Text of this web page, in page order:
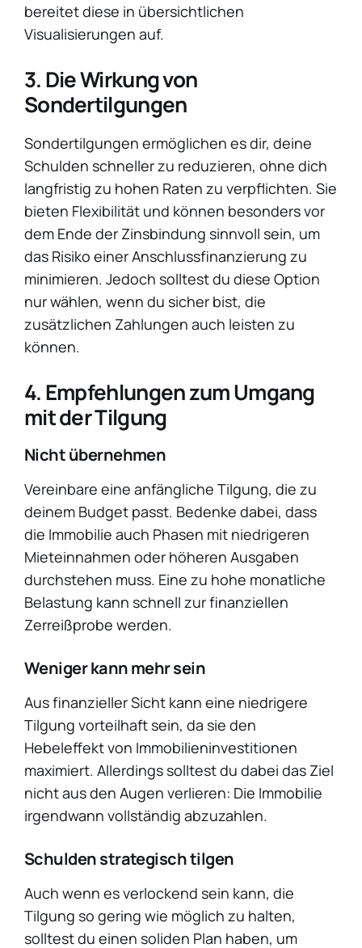
bereitet diese in übersichtlichen
Visualisierungen auf.
3. Die Wirkung von
Sondertilgungen
Sondertilgungen ermöglichen es dir, deine
Schulden schneller zu reduzieren, ohne dich
langfristig zu hohen Raten zu verpflichten. Sie
bieten Flexibilität und können besonders vor
dem Ende der Zinsbindung sinnvoll sein, um
das Risiko einer Anschlussfinanzierung zu
minimieren. Jedoch solltest du diese Option
nur wählen, wenn du sicher bist, die
zusätzlichen Zahlungen auch leisten zu
können.
4. Empfehlungen zum Umgang
mit der Tilgung
Nicht übernehmen
Vereinbare eine anfängliche Tilgung, die zu
deinem Budget passt. Bedenke dabei, dass
die Immobilie auch Phasen mit niedrigeren
Mieteinnahmen oder höheren Ausgaben
durchstehen muss. Eine zu hohe monatliche
Belastung kann schnell zur finanziellen
Zerreißprobe werden.
Weniger kann mehr sein
Aus finanzieller Sicht kann eine niedrigere
Tilgung vorteilhaft sein, da sie den
Hebeleffekt von Immobilieninvestitionen
maximiert. Allerdings solltest du dabei das Ziel
nicht aus den Augen verlieren: Die Immobilie
irgendwann vollständig abzuzahlen.
Schulden strategisch tilgen
Auch wenn es verlockend sein kann, die
Tilgung so gering wie möglich zu halten,
solltest du einen soliden Plan haben, um